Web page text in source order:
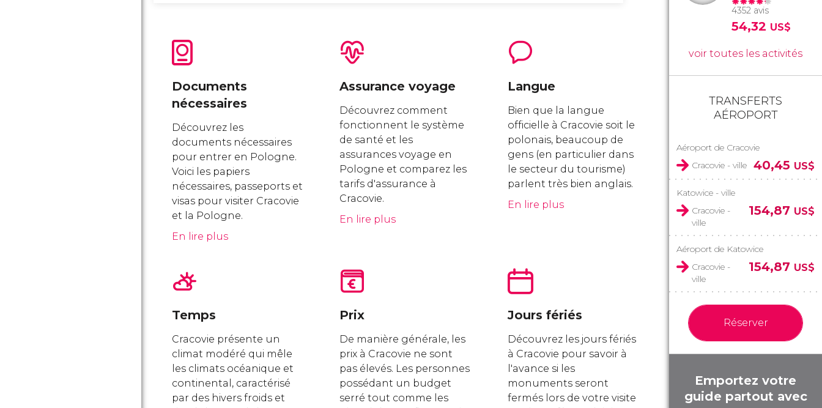
Documents
nécessaires
Découvrez les
documents nécessaires
pour entrer en Pologne.
Voici les papiers
nécessaires, passeports et
visas pour visiter Cracovie
et la Pologne.
En lire plus
Assurance voyage
Découvrez comment
fonctionnent le système
de santé et les
assurances voyage en
Pologne et comparez les
tarifs d'assurance à
Cracovie.
En lire plus
Langue
Bien que la langue
officielle à Cracovie soit le
polonais, beaucoup de
gens (en particulier dans
le secteur du tourisme)
parlent très bien anglais.
En lire plus
Temps
Cracovie présente un
climat modéré qui mêle
les climats océanique et
continental, caractérisé
par des hivers froids et
Prix
De manière générale, les
prix à Cracovie ne sont
pas élevés. Les personnes
possédant un budget
serré tout comme les
Jours fériés
Découvrez les jours fériés
à Cracovie pour savoir à
l'avance si les
monuments seront
fermés lors de votre visite
4352 avis
54,32 US$
voir toutes les activités
TRANSFERTS
AÉROPORT
Aéroport de Cracovie
Cracovie - ville
40,45 US$
Katowice - ville
Cracovie -
ville
154,87 US$
Aéroport de Katowice
Cracovie -
ville
154,87 US$
Réserver
Emportez votre
guide partout avec